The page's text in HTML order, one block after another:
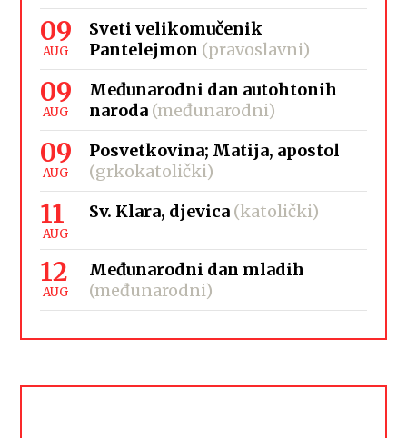
09
AUG
Sveti velikomučenik
Pantelejmon (pravoslavni)
09
AUG
Međunarodni dan autohtonih
naroda (međunarodni)
09
AUG
Posvetkovina; Matija, apostol
(grkokatolički)
11
AUG
Sv. Klara, djevica (katolički)
12
AUG
Međunarodni dan mladih
(međunarodni)